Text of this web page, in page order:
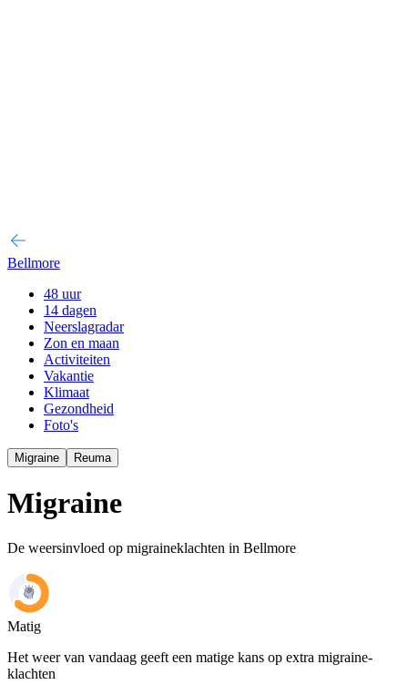
Bellmore
48 uur
14 dagen
Neerslagradar
Zon en maan
Activiteiten
Vakantie
Klimaat
Gezondheid
Foto's
Migraine Reuma
Migraine
De weersinvloed op migraineklachten in Bellmore
Matig
Het weer van vandaag geeft een matige kans op extra migraine-
klachten